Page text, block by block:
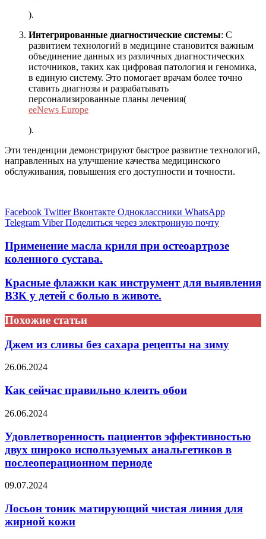
).
Интегрированные диагностические системы: С
развитием технологий в медицине становится важным
объединение данных из различных диагностических
источников, таких как цифровая патология и геномика,
в единую систему. Это помогает врачам более точно
ставить диагнозы и разрабатывать
персонализированные планы лечения​(
eeNews Europe
).
Эти тенденции демонстрируют быстрое развитие технологий,
направленных на улучшение качества медицинского
обслуживания, повышения его доступности и точности.
Facebook Twitter Вконтакте Одноклассники WhatsApp
Telegram Viber Поделиться через электронную почту
Применение масла криля при остеоартрозе
коленного сустава.
Красные флажки как инструмент для выявления
ВЗК у детей с болью в животе.
Похожие статьи
Джем из сливы без сахара рецепты на зиму
26.06.2024
Как сейчас правильно клеить обои
26.06.2024
Удовлетворенность пациентов эффективностью
двух широко используемых анальгетиков в
послеоперационном периоде
09.07.2024
Лосьон тоник матирующий чистая линия для
жирной кожи